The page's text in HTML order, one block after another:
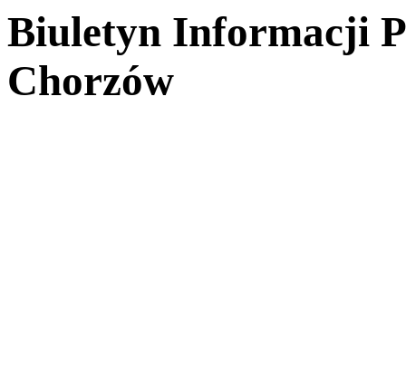
Biuletyn Informacji
Chorzów